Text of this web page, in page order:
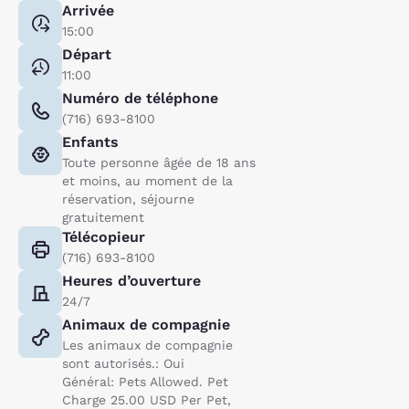
Arrivée
15:00
Départ
11:00
Numéro de téléphone
(716) 693-8100
Enfants
Toute personne âgée de 18 ans
et moins, au moment de la
réservation, séjourne
gratuitement
Télécopieur
(716) 693-8100
Heures d’ouverture
24/7
Animaux de compagnie
Les animaux de compagnie
sont autorisés.: Oui
Général: Pets Allowed. Pet
Charge 25.00 USD Per Pet,